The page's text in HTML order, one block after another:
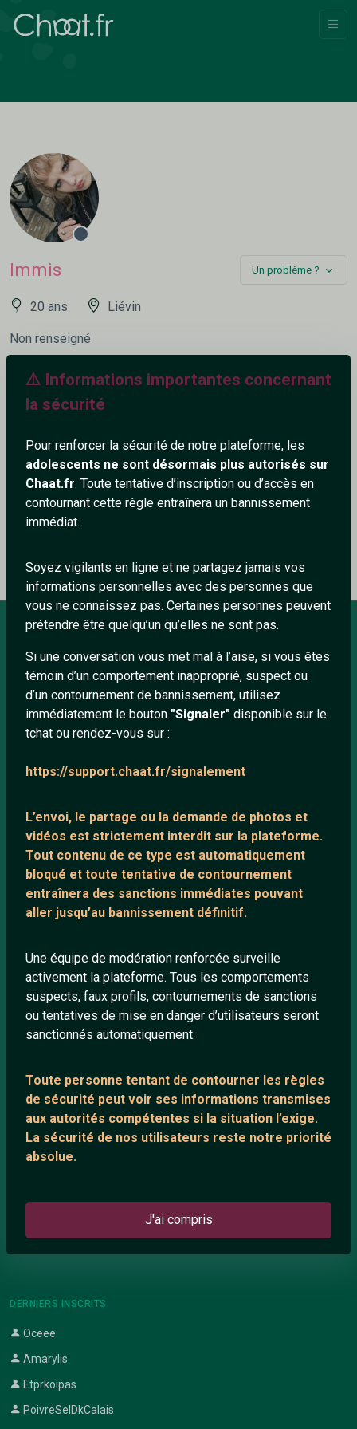
⚠️ Informations importantes concernant
la sécurité
Pour renforcer la sécurité de notre plateforme, les
adolescents ne sont désormais plus autorisés sur
Chaat.fr. Toute tentative d’inscription ou d’accès en
contournant cette règle entraînera un bannissement
immédiat.
Soyez vigilants en ligne et ne partagez jamais vos
informations personnelles avec des personnes que
vous ne connaissez pas. Certaines personnes peuvent
prétendre être quelqu’un qu’elles ne sont pas.
Si une conversation vous met mal à l’aise, si vous êtes
témoin d’un comportement inapproprié, suspect ou
d’un contournement de bannissement, utilisez
immédiatement le bouton "Signaler" disponible sur le
tchat ou rendez-vous sur :
https://support.chaat.fr/signalement
L’envoi, le partage ou la demande de photos et
vidéos est strictement interdit sur la plateforme.
Tout contenu de ce type est automatiquement
bloqué et toute tentative de contournement
entraînera des sanctions immédiates pouvant
aller jusqu’au bannissement définitif.
Une équipe de modération renforcée surveille
activement la plateforme. Tous les comportements
suspects, faux profils, contournements de sanctions
ou tentatives de mise en danger d’utilisateurs seront
sanctionnés automatiquement.
Toute personne tentant de contourner les règles
de sécurité peut voir ses informations transmises
aux autorités compétentes si la situation l’exige.
La sécurité de nos utilisateurs reste notre priorité
absolue.
J'ai compris
Immis Un problème ?
20 ans Liévin
Non renseigné
514+
Ajouter un commentaire (0) Tchatter
Le profil n'a pas encore de commentaire.
À PROPOS
Conditions générales
À propos
Mentions légales
Protection mineurs
Blog
Salons de discussion
Communauté
Playlists YouTube
Nous contacter
ANNEXE
Support IRC
ARTICLES RÉCENTS
Témoignage de nathanaelle
DERNIERS INSCRITS
Oceee
Amarylis
Etprkoipas
PoivreSelDkCalais